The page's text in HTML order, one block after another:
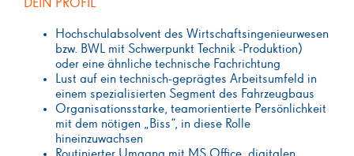
DEIN PROFIL
Hochschulabsolvent des Wirtschaftsingenieurwesen
bzw. BWL mit Schwerpunkt Technik -Produktion)
oder eine ähnliche technische Fachrichtung
Lust auf ein technisch-geprägtes Arbeitsumfeld in
einem spezialisierten Segment des Fahrzeugbaus
Organisationsstarke, teamorientierte Persönlichkeit
mit dem nötigen „Biss“, in diese Rolle
hineinzuwachsen